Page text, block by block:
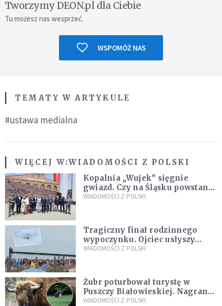
Tworzymy DEON.pl dla Ciebie
Tu możesz nas wesprzeć.
WSPOMÓŻ NAS
TEMATY W ARTYKULE
#ustawa medialna
WIĘCEJ W:WIADOMOŚCI Z POLSKI
Kopalnia „Wujek” sięgnie
gwiazd. Czy na Śląsku powstanie
„Dolina Krzemowa”?
WIADOMOŚCI Z POLSKI
Tragiczny finał rodzinnego
wypoczynku. Ojciec usłyszy
zarzuty
WIADOMOŚCI Z POLSKI
Żubr poturbował turystę w
Puszczy Białowieskiej. Nagranie
daje do myślenia
WIADOMOŚCI Z POLSKI